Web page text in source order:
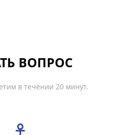
ВОПРОС
в течении 20 минут.